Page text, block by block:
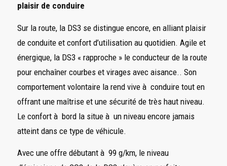
plaisir de conduire
Sur la route, la DS3 se distingue encore, en alliant plaisir
de conduite et confort d’utilisation au quotidien. Agile et
énergique, la DS3 « rapproche » le conducteur de la route
pour enchaîner courbes et virages avec aisance.. Son
comportement volontaire la rend vive à conduire tout en
offrant une maîtrise et une sécurité de très haut niveau.
Le confort à bord la situe à un niveau encore jamais
atteint dans ce type de véhicule.
Avec une offre débutant à 99 g/km, le niveau